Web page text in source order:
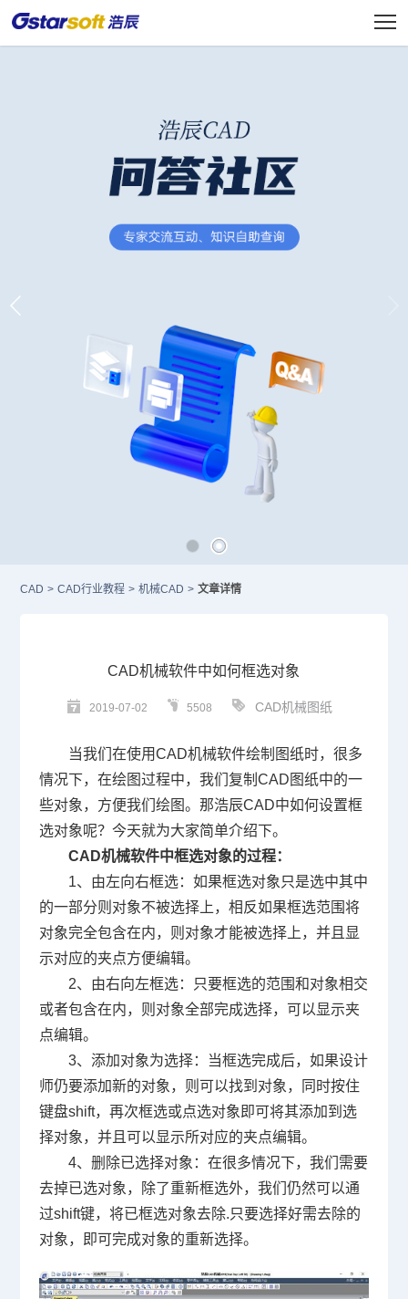
CAD > CAD行业教程 > 机械CAD > 文章详情
CAD机械软件中如何框选对象
2019-07-02 5508 CAD机械图纸
当我们在使用CAD机械软件绘制图纸时，很多
情况下，在绘图过程中，我们复制 CAD 图纸中的一
些对象，方便我们绘图。那浩辰CAD中如何设置框
选对象呢？今天就为大家简单介绍下。
CAD机械软件中框选对象的过程：
1、由左向右框选：如果框选对象只是选中其中
的一部分则对象不被选择上，相反如果框选范围将
对象完全包含在内，则对象才能被选择上，并且显
示对应的夹点方便编辑。
2、由右向左框选：只要框选的范围和对象相交
或者包含在内，则对象全部完成选择，可以显示夹
点编辑。
3、添加对象为选择：当框选完成后，如果设计
师仍要添加新的对象，则可以找到对象，同时按住
键盘shift，再次框选或点选对象即可将其添加到选
择对象，并且可以显示所对应的夹点编辑。
4、删除已选择对象：在很多情况下，我们需要
去掉已选对象，除了重新框选外，我们仍然可以通
过shift键，将已框选对象去除.只要选择好需去除的
对象，即可完成对象的重新选择。